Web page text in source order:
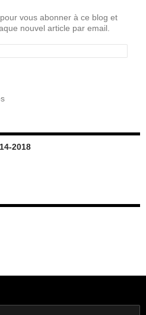
vous abonner à ce blog et
nouvel article par email.
2018